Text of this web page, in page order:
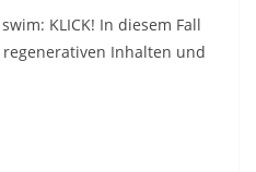
KLICK! In diesem Fall
Inhalten und